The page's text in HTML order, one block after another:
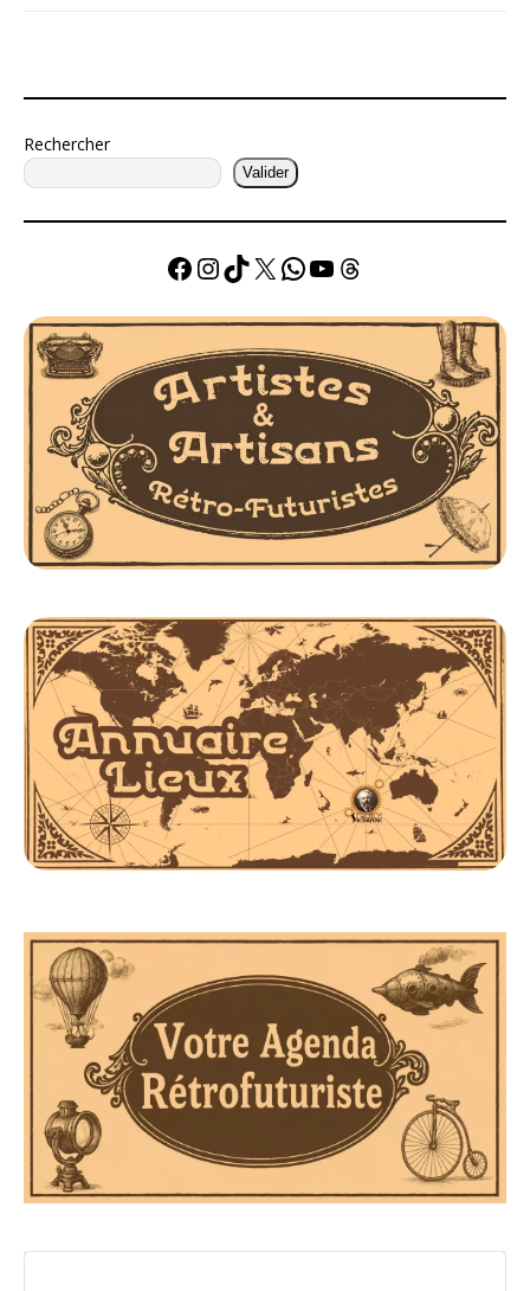
Rechercher
Valider